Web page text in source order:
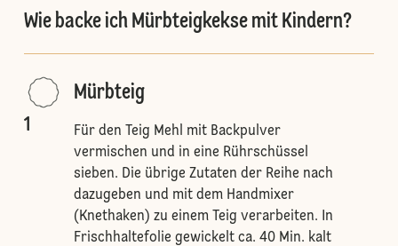
Wie backe ich Mürbteigkekse mit Kindern?
1
Mürbteig
Für den Teig Mehl mit Backpulver
vermischen und in eine Rührschüssel
sieben. Die übrige Zutaten der Reihe nach
dazugeben und mit dem Handmixer
(Knethaken) zu einem Teig verarbeiten. In
Frischhaltefolie gewickelt ca. 40 Min. kalt